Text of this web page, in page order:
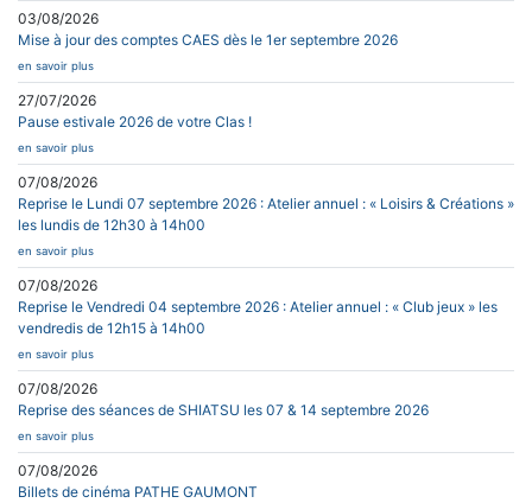
03/08/2026
Mise à jour des comptes CAES dès le 1er septembre 2026
en savoir plus
27/07/2026
Pause estivale 2026 de votre Clas !
en savoir plus
07/08/2026
Reprise le Lundi 07 septembre 2026 : Atelier annuel : « Loisirs & Créations »
les lundis de 12h30 à 14h00
en savoir plus
07/08/2026
Reprise le Vendredi 04 septembre 2026 : Atelier annuel : « Club jeux » les
vendredis de 12h15 à 14h00
en savoir plus
07/08/2026
Reprise des séances de SHIATSU les 07 & 14 septembre 2026
en savoir plus
07/08/2026
Billets de cinéma PATHE GAUMONT